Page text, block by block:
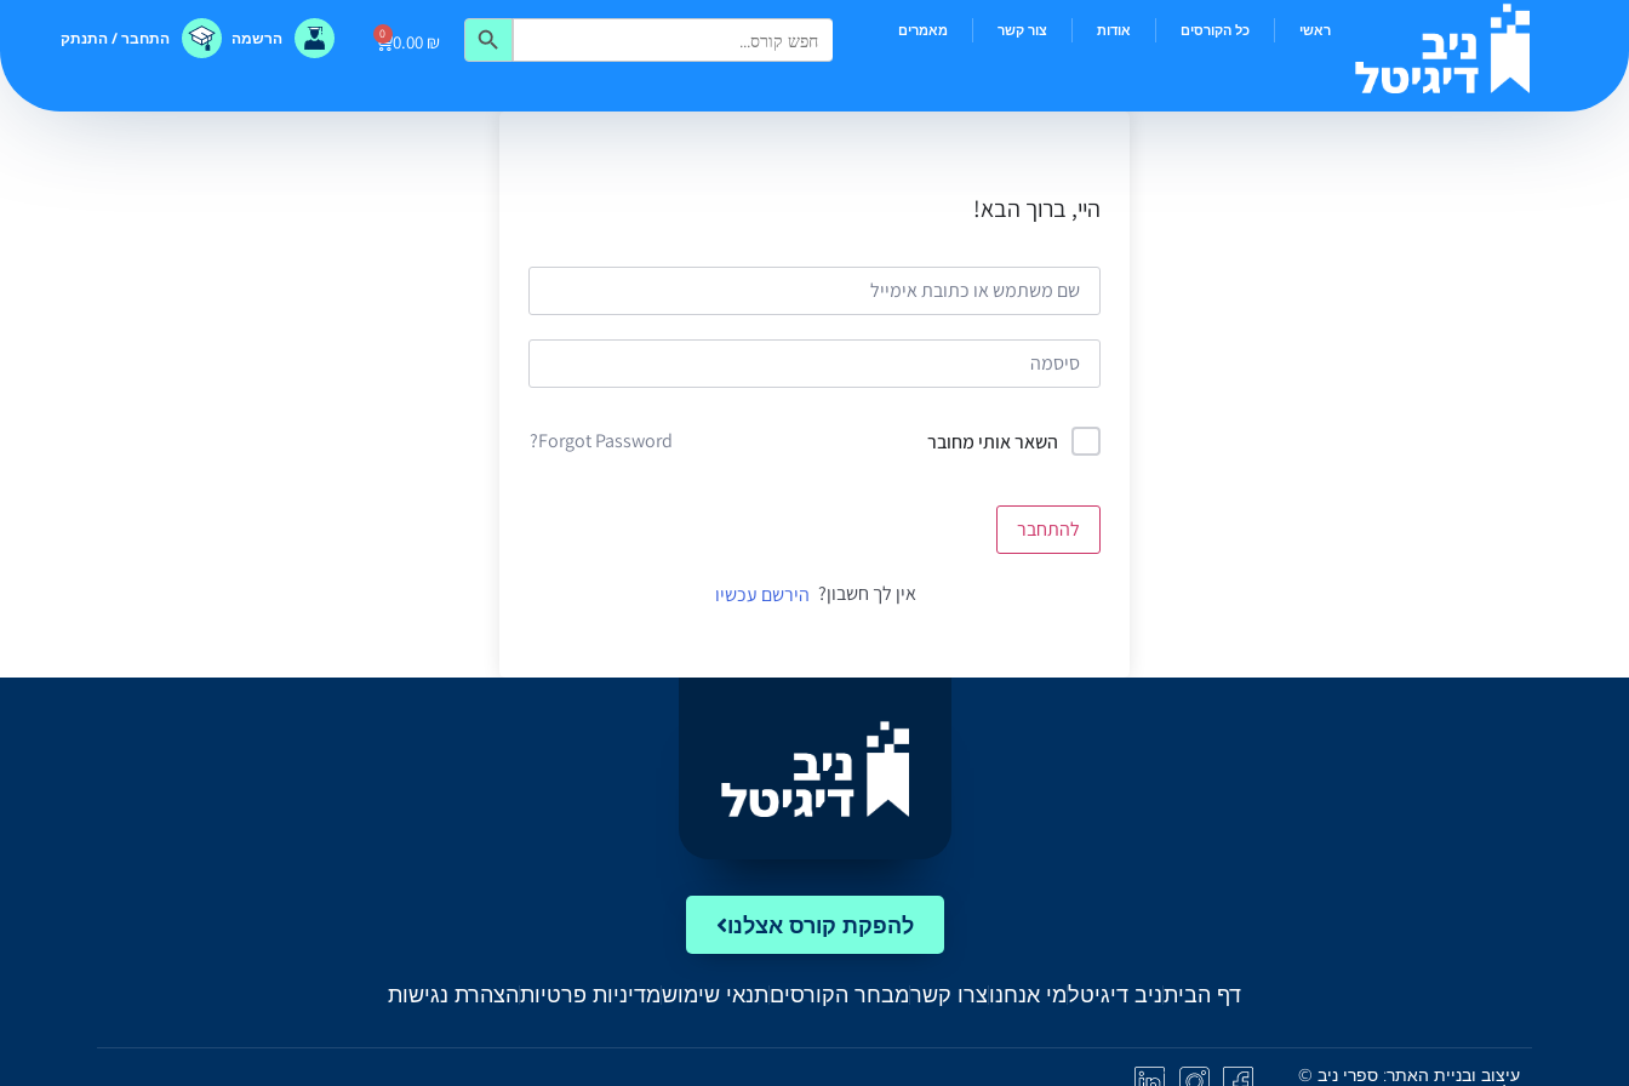
ראשי כל הקורסים אודות צור קשר מאמרים Search
for:
Search Button
0.00 ₪
0 הרשמה התחבר / התנתק
היי, ברוך הבא!
השאר אותי מחובר Forgot Password?
להתחבר
אין לך חשבון? הירשם עכשיו
להפקת קורס אצלנו
דף הביתניב דיגיטלמי אנחנוצרו קשרמבחר הקורסיםתנאי שימושמדיניות פרטיותהצהרת נגישות
עיצוב ובניית האתר: ספרי ניב ©